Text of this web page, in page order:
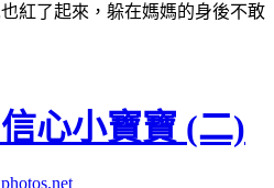
紅了起來，躲在媽媽的身後不敢
心小寶寶 (二)